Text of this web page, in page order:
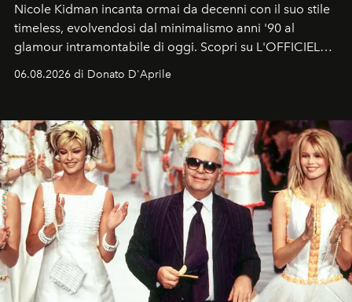
Nicole Kidman incanta ormai da decenni con il suo stile
timeless, evolvendosi dal minimalismo anni '90 al
glamour intramontabile di oggi. Scopri su L'OFFICIEL
Italia la sua style evolution.
06.08.2026 di Donato D'Aprile